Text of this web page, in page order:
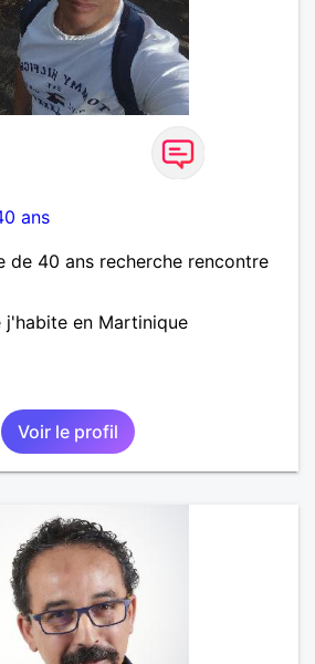
ans
de 40 ans recherche rencontre
j'habite en Martinique
Voir le profil